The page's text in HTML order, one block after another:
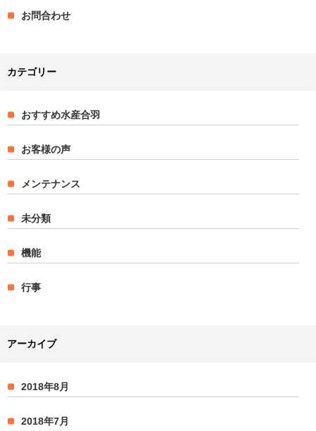
お問合わせ
カテゴリー
おすすめ水産合羽
お客様の声
メンテナンス
未分類
機能
行事
アーカイブ
2018年8月
2018年7月